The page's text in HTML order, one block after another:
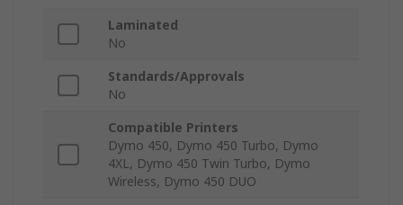
Laminated
No
Standards/Approvals
No
Compatible Printers
Dymo 450, Dymo 450 Turbo, Dymo
4XL, Dymo 450 Twin Turbo, Dymo
Wireless, Dymo 450 DUO